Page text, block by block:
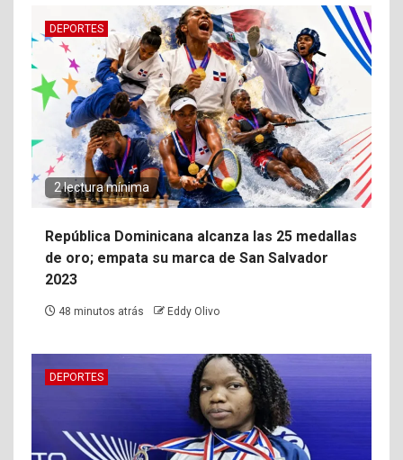
DEPORTES
2 lectura mínima
República Dominicana alcanza las 25 medallas
de oro; empata su marca de San Salvador
2023
48 minutos atrás Eddy Olivo
DEPORTES